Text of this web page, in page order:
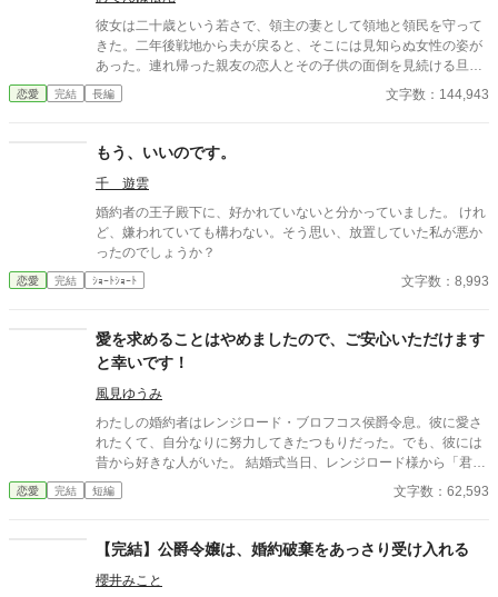
彼女は二十歳という若さで、領主の妻として領地と領民を守って
きた。二年後戦地から夫が戻ると、そこには見知らぬ女性の姿が
あった。連れ帰った親友の恋人とその子供の面倒を見続ける旦那
様に、妻のソフィアはとうとう離婚届を突き付ける。 if 主人公の
性格が変わります(元サヤ編になります) ※こちらの作品カクヨム
恋愛 完結 長編 文字数：144,943
もう、いいのです。
千 遊雲
婚約者の王子殿下に、好かれていないと分かっていました。 けれ
ど、嫌われていても構わない。そう思い、放置していた私が悪か
ったのでしょうか？
恋愛 完結 ｼｮｰﾄｼｮｰﾄ 文字数：8,993
愛を求めることはやめましたので、ご安心いただけます
と幸いです！
風見ゆうみ
わたしの婚約者はレンジロード・ブロフコス侯爵令息。彼に愛さ
れたくて、自分なりに努力してきたつもりだった。でも、彼には
昔から好きな人がいた。 結婚式当日、レンジロード様から「君も
知っていると思うが、私には愛する女性がいる。君と結婚して
も、彼女のことを忘れたくないから忘れない。そして、私と君の
ためにと階段から突き落とされてしまう。 レンジロード様に突き
落とされたと訴えても、信じてくれる人は少数だけ。レンジロー
ド様はわたしが階段を踏み外したと言う上に、わたしには話を合
恋愛 完結 短編 文字数：62,593
【完結】公爵令嬢は、婚約破棄をあっさり受け入れる
櫻井みこと